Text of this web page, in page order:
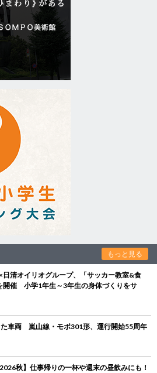
もっと見る
日清オイリオグループ、「サッカー教室&食
開催 小学1年生～3年生の身体づくりをサ
車両 嵐山線・モボ301形、運行開始55周年
秋】仕事帰りの一杯や週末の昼飲みにも！